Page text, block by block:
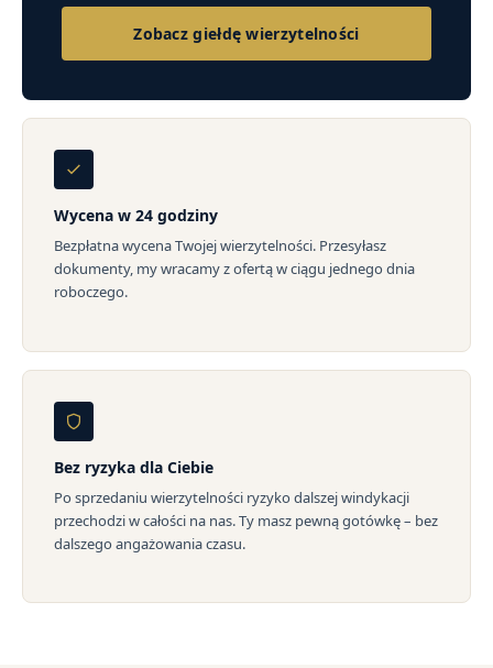
Zobacz giełdę wierzytelności
Wycena w 24 godziny
Bezpłatna wycena Twojej wierzytelności. Przesyłasz
dokumenty, my wracamy z ofertą w ciągu jednego dnia
roboczego.
Bez ryzyka dla Ciebie
Po sprzedaniu wierzytelności ryzyko dalszej windykacji
przechodzi w całości na nas. Ty masz pewną gotówkę – bez
dalszego angażowania czasu.